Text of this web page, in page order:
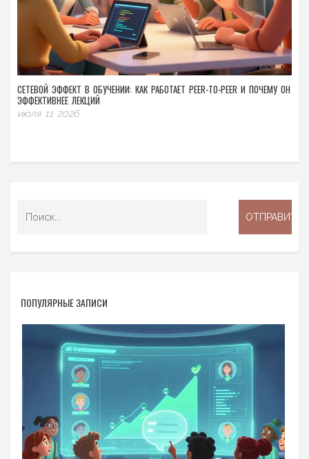
СЕТЕВОЙ ЭФФЕКТ В ОБУЧЕНИИ: КАК РАБОТАЕТ PEER-TO-PEER И ПОЧЕМУ ОН
ЭФФЕКТИВНЕЕ ЛЕКЦИЙ
июля 11 2026
ПОПУЛЯРНЫЕ ЗАПИСИ